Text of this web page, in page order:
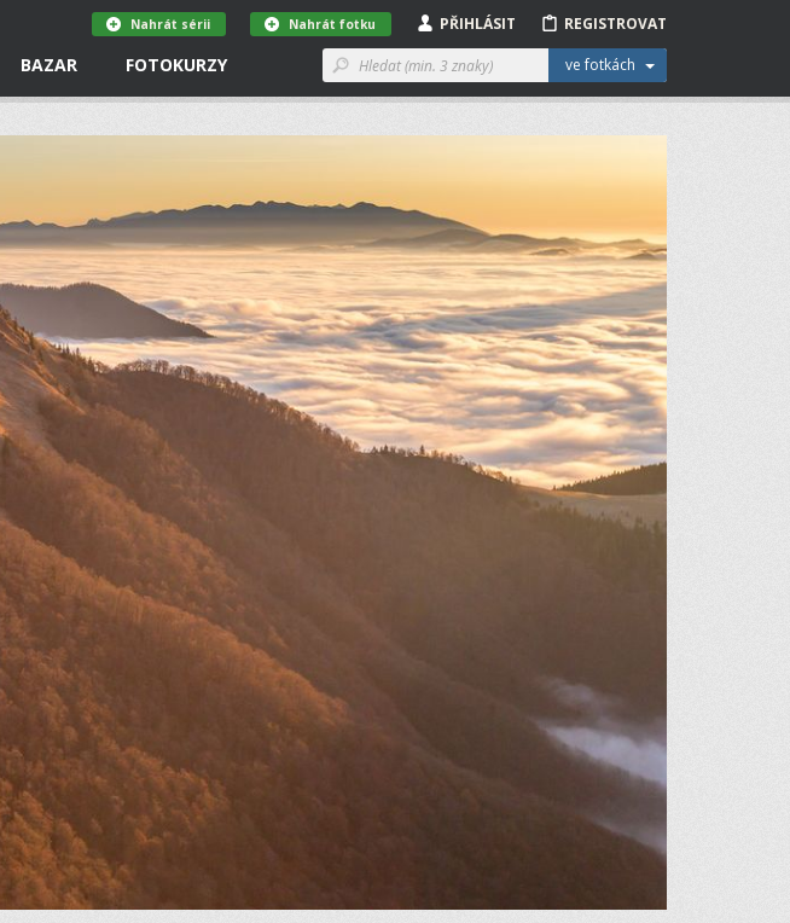
BAZAR FOTOKURZY ve fotkách
REGISTROVAT
PŘIHLÁSIT
Nahrát fotku
Nahrát sérii